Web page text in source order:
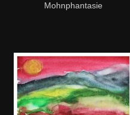
Mohnphantasie